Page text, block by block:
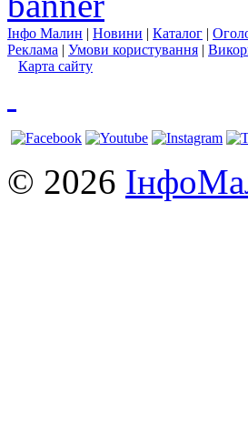
Інфо Малин | Новини | Каталог |
Реклама | Умови користування |
Карта сайту
© 2026